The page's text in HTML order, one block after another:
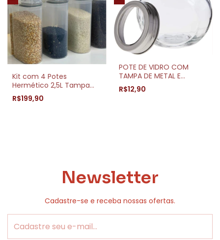
Kit com 4 Potes
Hermético 2,5L Tampa
Vedação E Copo Medidor
Incluso
R$199,90
POTE DE VIDRO COM
TAMPA DE METAL E
ACRÍLICO 200 ML LYOR
R$12,90
Newsletter
Cadastre-se e receba nossas ofertas.